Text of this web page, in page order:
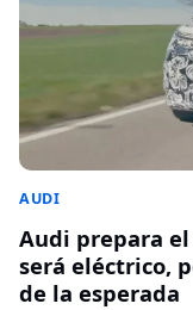
AUDI
Audi prepara
será eléctrico,
de la esperada